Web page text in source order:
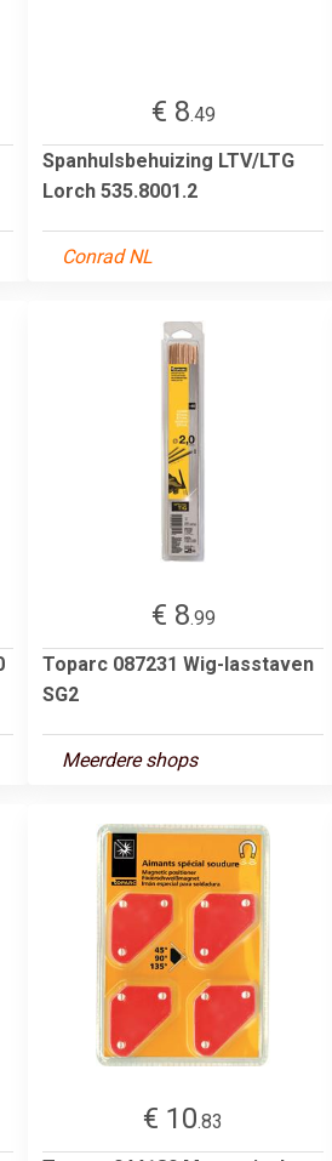
€ 8.49
Spanhulsbehuizing LTV/LTG
Lorch 535.8001.2
Conrad NL
€ 8.99
Toparc 087231 Wig-lasstaven
SG2
Meerdere shops
€ 10.83